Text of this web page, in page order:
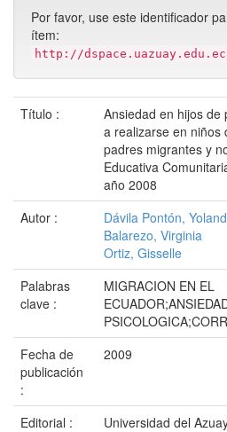
Por favor, use este identificador
ítem:
http://
Título :
Ansiedad en hijos de
a realizarse en niños
padres migrantes y
Educativa
año 2008
Autor :
Dávila Pontón,
Balarezo, Virginia
Ortiz, Gisselle
Palabras
clave :
MIGRACION EN EL
Fecha de
publicación
:
2009
Editorial :
Universidad del